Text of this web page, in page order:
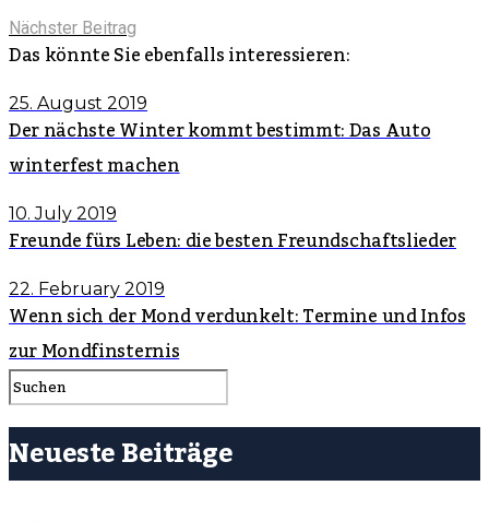
Nächster Beitrag
Das könnte Sie ebenfalls interessieren:
25. August 2019
Der nächste Winter kommt bestimmt: Das Auto
winterfest machen
10. July 2019
Freunde fürs Leben: die besten Freundschaftslieder
22. February 2019
Wenn sich der Mond verdunkelt: Termine und Infos
zur Mondfinsternis
Neueste Beiträge